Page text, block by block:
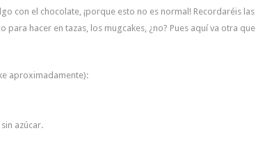
con el chocolate, ¡porque esto no es normal! Recordaréis las
para hacer en tazas, los mugcakes, ¿no? Pues aquí va otra que
aproximadamente):
azúcar.